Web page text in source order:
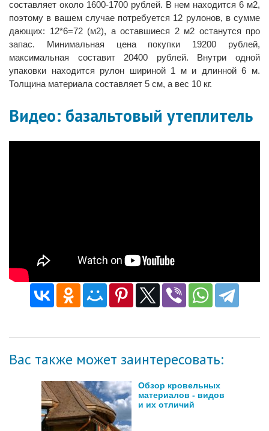
составляет около 1600-1700 рублей. В нем находится 6 м2,
поэтому в вашем случае потребуется 12 рулонов, в сумме
дающих: 12*6=72 (м2), а оставшиеся 2 м2 останутся про
запас. Минимальная цена покупки 19200 рублей,
максимальная составит 20400 рублей. Внутри одной
упаковки находится рулон шириной 1 м и длинной 6 м.
Толщина материала составляет 5 см, а вес 10 кг.
Видео: базальтовый утеплитель
Вас также может заинтересовать:
Обзор кровельных
материалов - видов
и их отличий